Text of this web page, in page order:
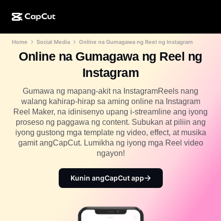
CapCut Desktop
CapCut Pad
CapCut Mobile
Dreamina AI
Video Studio
AI video generator
Generator ng AI na larawan
AI na pampaganda ng larawan
Dreamina Seedance 2.5
Video editor at generator
Image editor at generator
Voice generator at editor
Mga sitwasyon ng paggamit
Mga template para sa social media
Mga pang-holiday na template
Higit pa
Mga template ng kalendaryo
Mga template para sa anibersaryo
Mga Inisyatiba
Mga Affiliate
Pioneer Program
CapCut Creative Campus
Home Social Media Online na Gumagawa ng Reel ng Instagram
Online na Gumagawa ng Reel ng
Instagram
Gumawa ng mapang-akit na InstagramReels nang
walang kahirap-hirap sa aming online na Instagram
Reel Maker, na idinisenyo upang i-streamline ang iyong
proseso ng paggawa ng content. Subukan at piliin ang
iyong gustong mga template ng video, effect, at musika
gamit angCapCut. Lumikha ng iyong mga Reel video
ngayon!
Kunin angCapCut app